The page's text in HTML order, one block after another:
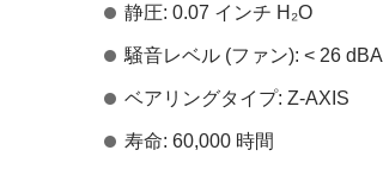
静圧: 0.07 インチ H₂O
騒音レベル (ファン): < 26 dBA
ベアリングタイプ: Z-AXIS
寿命: 60,000 時間